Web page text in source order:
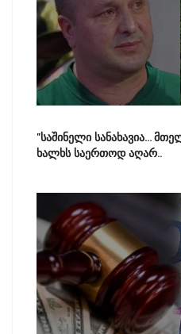
"საშინელი სანახავია...
ხალხს საერთოდ აღარ..